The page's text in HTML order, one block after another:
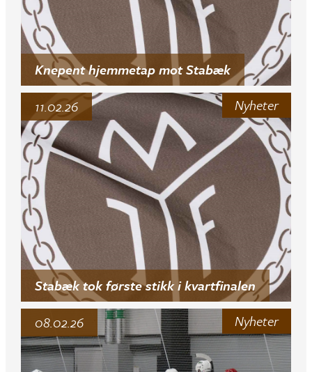
Knepent hjemmetap mot Stabæk
Nyheter
Stabæk tok første stikk i kvartfinalen
11.02.26
Nyheter
08.02.26